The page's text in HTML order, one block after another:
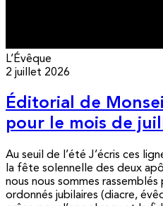
L’Évêque
2 juillet 2026
Éditorial de
pour le mois de
Au seuil de l’été J’écris ces
la fête solennelle des deux
nous nous sommes
ordonnés jubilaires (diacre,